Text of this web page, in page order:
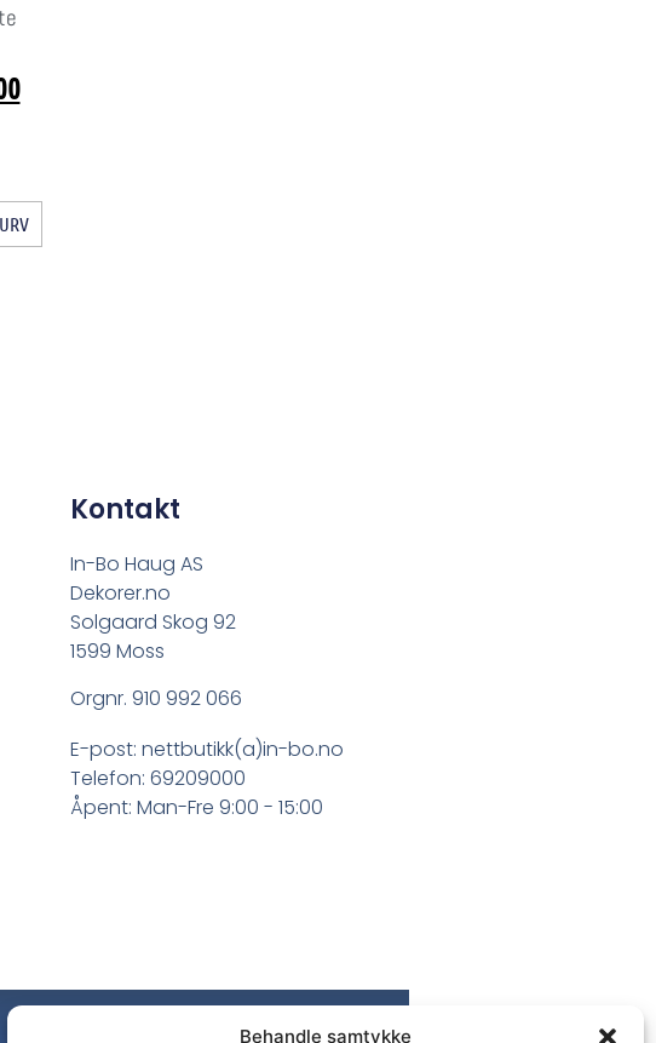
Behandle samtykke
Kontakt
In-Bo Haug AS
Dekorer.no
Solgaard Skog 92
1599 Moss
Orgnr. 910 992 066
E-post: nettbutikk(a)in-bo.no
Telefon: 69209000
Åpent: Man-Fre 9:00 - 15:00